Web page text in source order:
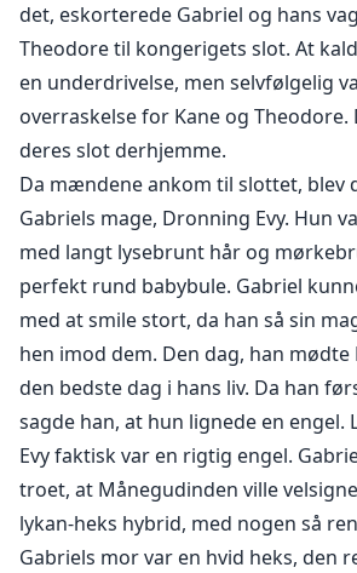
det, eskorterede Gabriel og hans
Theodore til kongerigets slot. At
en underdrivelse, men selvfølgelig
overraskelse for Kane og Theodore.
deres slot derhjemme.
Da mændene ankom til slottet, blev
Gabriels mage, Dronning Evy. Hun
med langt lysebrunt hår og
perfekt rund babybule. Gabriel
med at smile stort, da han så sin
hen imod dem. Den dag, han mødte
den bedste dag i hans liv. Da han
sagde han, at hun lignede en engel.
Evy faktisk var en rigtig engel.
troet, at Månegudinden ville
lykan-heks hybrid, med nogen så
Gabriels mor var en hvid heks, den